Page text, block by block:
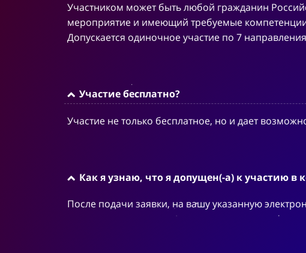
Участником может быть любой гражданин
мероприятие и имеющий требуемые
Допускается одиночное участие по 7
Участие бесплатно?
Участие не только бесплатное, но и дает
Как я узнаю, что я допущен(-а) к участию в
После подачи заявки, на вашу указанную